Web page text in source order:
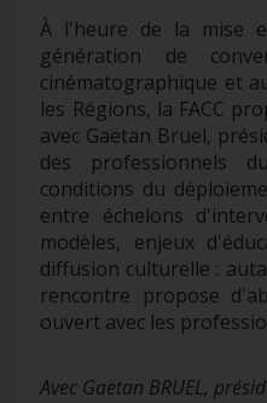
À l'heure de la mise
génération de
cinématographique et
les Régions, la FACC
avec Gaëtan Bruel,
des professionnels
conditions du
entre échelons
modèles, enjeux
diffusion culturelle :
rencontre propose
ouvert avec les
Avec Gaëtan BRUEL,